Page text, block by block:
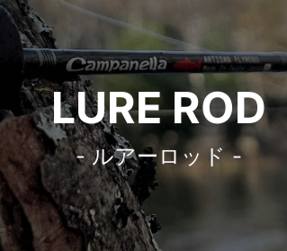
LURE ROD
- ルアーロッド -